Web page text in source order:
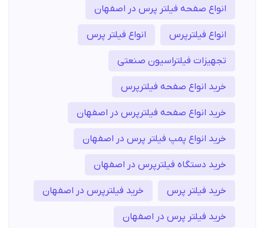
انواع صفحه فیلتر پرس در اصفهان
انواع فیلترپرس انواع فیلتر پرس
تجهیزات فیلتراسیون صنعتی
خرید انواع صفحه فیلترپرس
خرید انواع صفحه فیلترپرس در اصفهان
خرید انواع پمپ فیلتر پرس در اصفهان
خرید دستگاه فیلترپرس در اصفهان
خرید فیلتر پرس خرید فیلترپرس در اصفهان
خرید فیلتر پرس در اصفهان